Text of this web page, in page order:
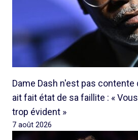
Dame Dash n'est pas contente
ait fait état de sa faillite : «
trop évident »
7 août 2026